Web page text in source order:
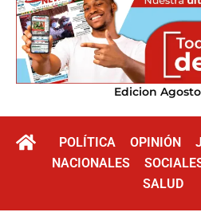
Edicion
POLÍTICA OPINIÓN
NACIONALES
SALUD